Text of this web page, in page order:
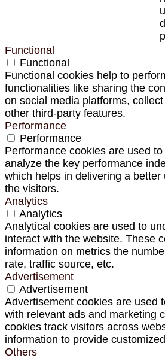
Functional
Functional
Functional cookies help to
functionalities like sharing the
on social media platforms,
other third-party features.
Performance
Performance
Performance cookies are used
analyze the key performance
which helps in delivering a better
the visitors.
Analytics
Analytics
Analytical cookies are used to
interact with the website. These
information on metrics the
rate, traffic source, etc.
Advertisement
Advertisement
Advertisement cookies are used
with relevant ads and marketing
cookies track visitors across
information to provide
Others